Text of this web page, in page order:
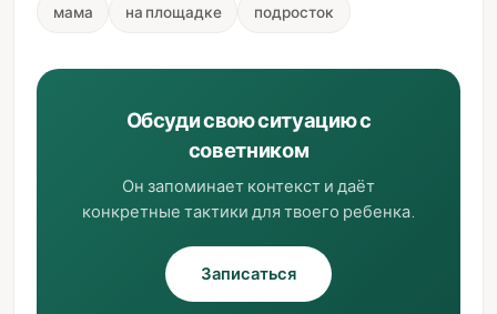
мама на площадке подросток
Обсуди свою ситуацию с
советником
Он запоминает контекст и даёт
конкретные тактики для твоего ребенка.
Записаться